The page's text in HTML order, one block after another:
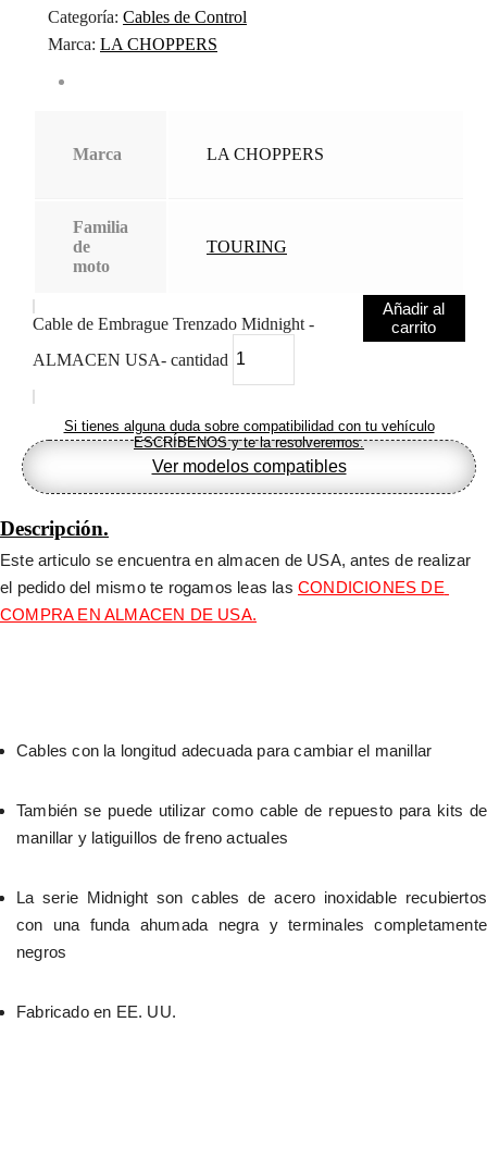
Categoría: Cables de Control
Marca: LA CHOPPERS
Marca LA CHOPPERS
Familia
de
moto
TOURING
Cable de Embrague Trenzado Midnight -
ALMACEN USA- cantidad
Añadir al
carrito
Si tienes alguna duda sobre compatibilidad con tu vehículo
ESCRÍBENOS y te la resolveremos.
Ver modelos compatibles
Descripción.
Este articulo se encuentra en almacen de USA, antes de realizar
el pedido del mismo te rogamos leas las CONDICIONES DE
COMPRA EN ALMACEN DE USA.
Cables con la longitud adecuada para cambiar el manillar
También se puede utilizar como cable de repuesto para kits de
manillar y latiguillos de freno actuales
La serie Midnight son cables de acero inoxidable recubiertos
con una funda ahumada negra y terminales completamente
negros
Fabricado en EE. UU.